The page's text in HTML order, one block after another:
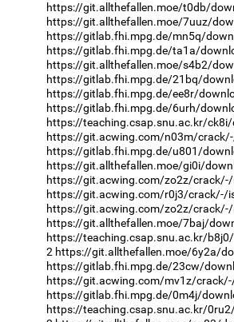
https://git.allthefallen.moe/t0db/
https://git.allthefallen.moe/7uuz/
https://gitlab.fhi.mpg.de/mn5q/
https://gitlab.fhi.mpg.de/ta1a/
https://git.allthefallen.moe/s4b2/
https://gitlab.fhi.mpg.de/21bq/
https://gitlab.fhi.mpg.de/ee8r/
https://gitlab.fhi.mpg.de/6urh/
https://teaching.csap.snu.ac.kr/
https://git.acwing.com/n03m/
https://gitlab.fhi.mpg.de/u801/
https://git.allthefallen.moe/gi0i/
https://git.acwing.com/zo2z/crack/-/
https://git.acwing.com/r0j3/crack/-/
https://git.acwing.com/zo2z/
https://git.allthefallen.moe/7baj/
https://teaching.csap.snu.ac.kr/
2 https://git.allthefallen.moe/6y2a/
https://gitlab.fhi.mpg.de/23cw/
https://git.acwing.com/mv1z/
https://gitlab.fhi.mpg.de/0m4j/
https://teaching.csap.snu.ac.kr/